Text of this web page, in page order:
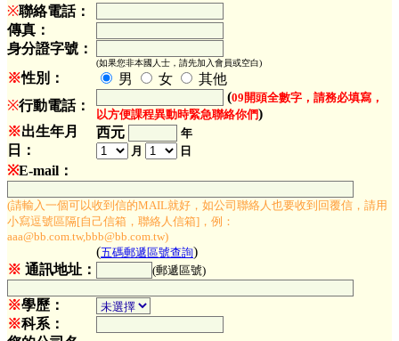
※聯絡電話：
傳真：
身分證字號：
(如果您非本國人士，請先加入會員或空白)
※性別： 男 女
其他
※行動電話：
(09開頭全數字，請務必填寫，
以方便課程異動時緊急聯絡你們)
※出生年月
日：
西元
年
月
日
※E-mail：
(請輸入一個可以收到信的MAIL就好，如公司聯絡人也要收到回覆信，請用
小寫逗號區隔[自己信箱，聯絡人信箱]，例：
aaa@bb.com.tw,bbb@bb.com.tw)
(五碼郵遞區號查詢)
※ 通訊地址： (郵遞區號)
※學歷：
※科系：